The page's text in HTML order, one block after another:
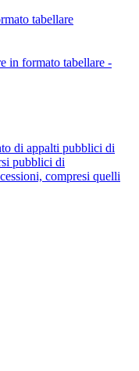
tabellare
in formato tabellare -
di appalti pubblici di
pubblici di
compresi quelli